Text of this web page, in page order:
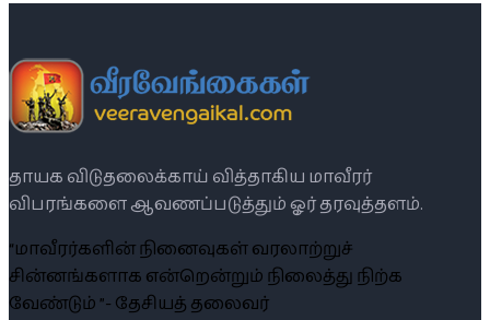
தாயக விடுதலைக்காய் வித்தாகிய மாவீரர்
விபரங்களை ஆவணப்படுத்தும் ஓர் தரவுத்தளம்.
“மாவீரர்களின் நினைவுகள் வரலாற்றுச்
சின்னங்களாக என்றென்றும் நிலைத்து நிற்க
வேண்டும் ”- தேசியத் தலைவர்